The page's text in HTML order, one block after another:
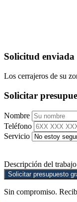
Solicitud enviada
Los cerrajeros de su
Solicitar
Nombre
Teléfono
Servicio
Descripción del trabajo
Solicitar presupuesto
Sin compromiso.